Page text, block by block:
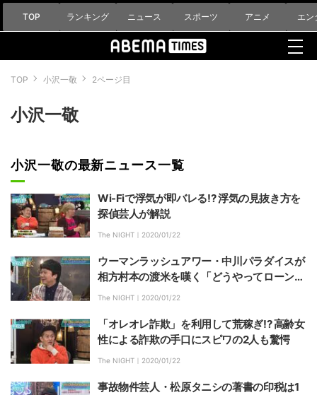
TOP ランキング ニュース スポーツ アニメ エン
TOP 小沢一敬 2ページ目
小沢一敬
小沢一敬の最新ニュース一覧
Wi-Fiで浮気が即バレる!? 浮気の見抜き方を
探偵芸人が解説
The NIGHT｜ 2020/01/22
ウーマンラッシュアワー・中川パラダイスが
相方村本の渡米を嘆く「どうやってローンを
払っていこう」
The NIGHT｜ 2020/01/22
「オレオレ詐欺」を利用して荒稼ぎ!? 高齢女
性による詐欺の手口にスピワの2人も驚愕
The NIGHT｜ 2020/01/22
事故物件芸人・松原タニシの著書の印税は1